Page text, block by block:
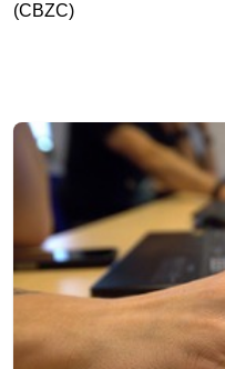
(CBZC)